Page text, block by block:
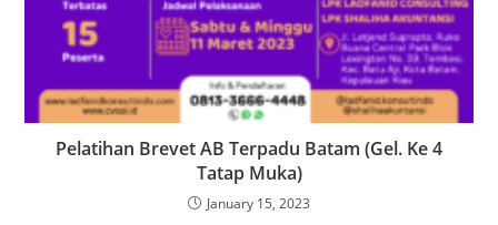
Pelatihan Brevet AB Terpadu Batam (Gel. Ke 4
Tatap Muka)
January 15, 2023